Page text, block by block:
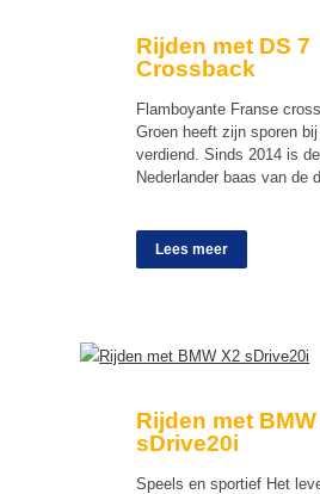
Rijden met DS 7
Crossback
Flamboyante Franse
Groen heeft zijn sporen
verdiend. Sinds 2014 is de
Nederlander baas van de
Lees meer
Rijden met BMW
sDrive20i
Speels en sportief Het